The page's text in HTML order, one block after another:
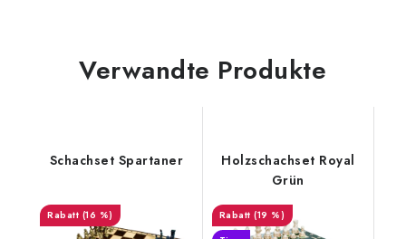
Verwandte Produkte
Schachset Spartaner
(16 %)
Holzschachset Royal
Grün
(19 %)